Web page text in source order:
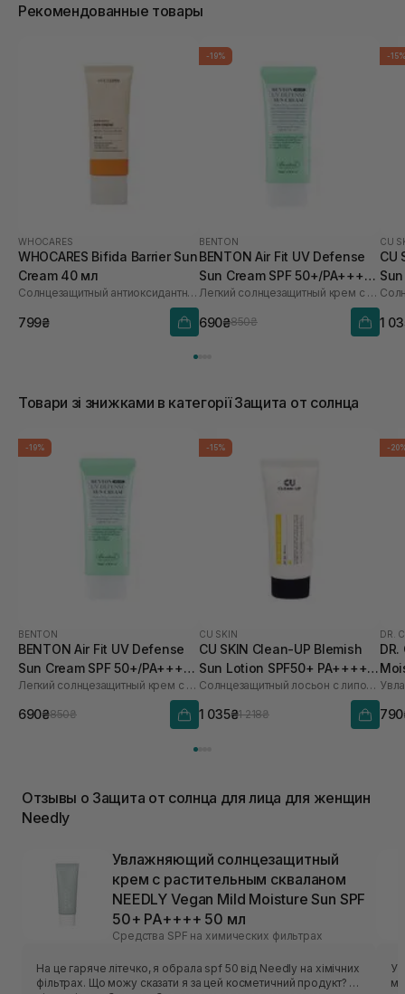
Рекомендованные товары
WHOCARES
WHOCARES Bifida Barrier Sun
Cream 40 мл
Солнцезащитный антиоксидантный крем
799₴
-19%
BENTON
BENTON Air Fit UV Defense
Sun Cream SPF 50+/PA++++
50 мл
Легкий солнцезащитный крем с центеллой
690₴850₴
-
CU
CU
60
1
Товари зі знижками в категорії Защита от солнца
-19%
BENTON
BENTON Air Fit UV Defense
Sun Cream SPF 50+/PA++++
50 мл
Легкий солнцезащитный крем с центеллой
690₴850₴
-15%
CU SKIN
CU SKIN Clean-UP Blemish
Sun Lotion SPF50+ PA++++
60 мл
Солнцезащитный лосьон с липосомами на стабильных фильтрах
1 035₴1 218₴
-
DR.
DR.
мл
Отзывы о Защита от солнца для лица для женщин
Needly
Увлажняющий солнцезащитный
крем с растительным скваланом
NEEDLY Vegan Mild Moisture Sun SPF
50+ PA++++ 50 мл
Средства SPF на химических фильтрах
На це гаряче літечко, я обрала spf 50 від Needly на хімічних
фільтрах. Що можу сказати я за цей косметичний продукт? …
У